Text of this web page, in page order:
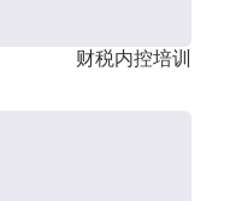
财税内控培训